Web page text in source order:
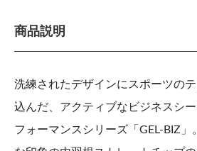
商品説明
洗練されたデザインにスポーツの
込んだ、アクティブなビジネスシ
フォーマンスシリーズ「GEL-BIZ」